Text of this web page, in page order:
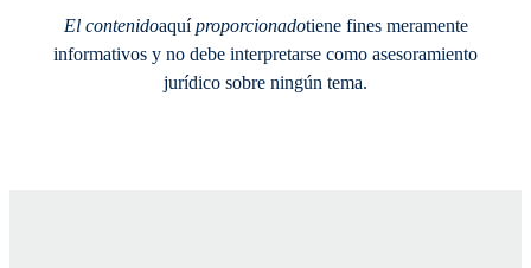
El contenidoaquíproporcionadotiene fines meramente
informativos y no debe interpretarse como asesoramiento
jurídico sobre ningún tema.